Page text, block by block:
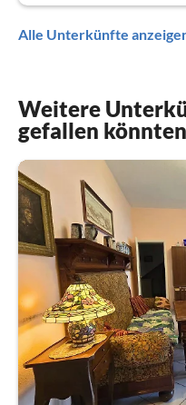
Alle Unterkünfte
Weitere
gefallen könnten